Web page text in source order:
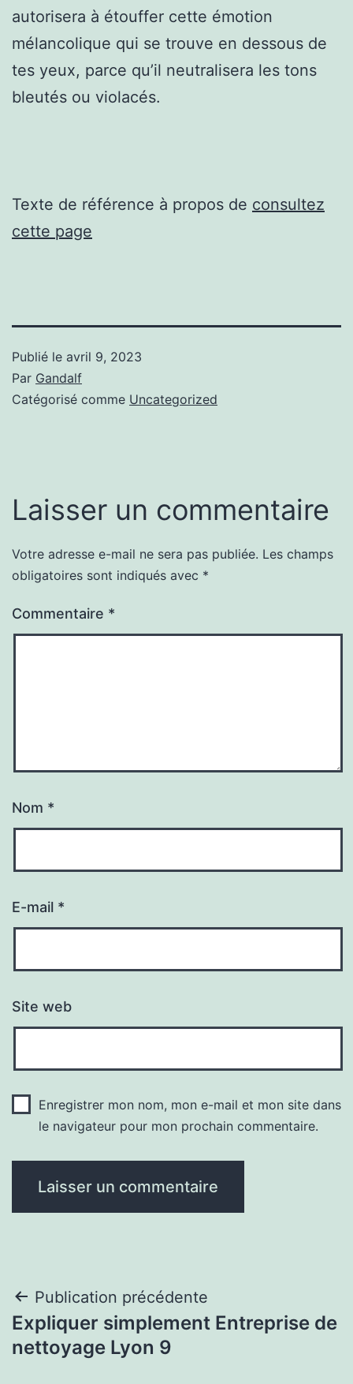
autorisera à étouffer cette émotion
mélancolique qui se trouve en dessous de
tes yeux, parce qu’il neutralisera les tons
bleutés ou violacés.
Texte de référence à propos de consultez
cette page
Publié le avril 9, 2023
Par Gandalf
Catégorisé comme Uncategorized
Laisser un commentaire
Votre adresse e-mail ne sera pas publiée. Les champs
obligatoires sont indiqués avec *
Commentaire *
Nom *
E-mail *
Site web
Enregistrer mon nom, mon e-mail et mon site dans
le navigateur pour mon prochain commentaire.
Navigation
de
Publication précédente
Expliquer simplement Entreprise de
nettoyage Lyon 9